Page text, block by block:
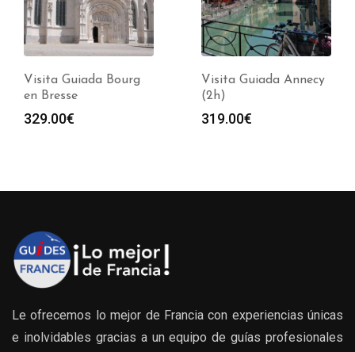
Visita Guiada Bourg
en Bresse
329.00€
Visita Guiada Annecy
(2h)
319.00€
Le ofrecemos lo mejor de Francia con experiencias únicas
e inolvidables gracias a un equipo de guías profesionales